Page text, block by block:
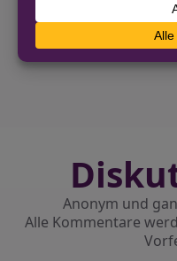
Anonym und
Alle Kommentare